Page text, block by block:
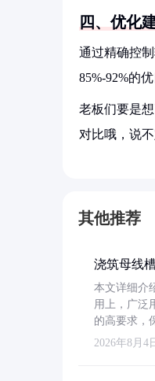
四、优化
通过精确控
85%-92%的
老板们要是
对比哦，说
其他推荐
浇筑母线
本文详细介
用上，广泛
的高要求，
2026年8月4